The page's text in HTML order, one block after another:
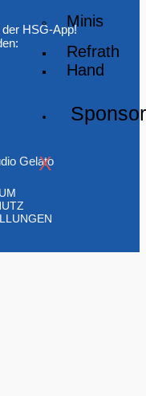
Minis
Refrath
Hand
X
HSG-App!
Gelato